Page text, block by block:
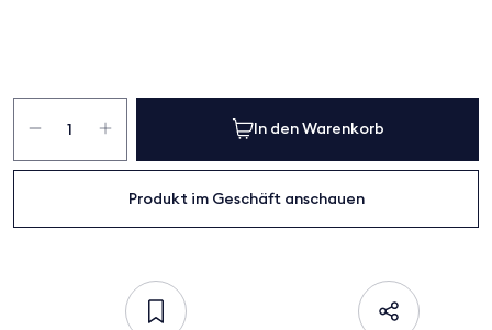
Molton-
Spannbezug
Nässeschutz
Menge
In den Warenkorb
Produkt im Geschäft anschauen